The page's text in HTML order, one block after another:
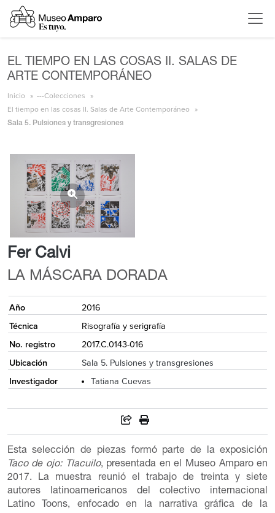
EL TIEMPO EN LAS COSAS II. SALAS DE
ARTE CONTEMPORÁNEO
Inicio
---Colecciones
El tiempo en las cosas II. Salas de Arte Contemporáneo
Sala 5. Pulsiones y transgresiones
Fer Calvi
LA MÁSCARA DORADA
Año
2016
Técnica
Risografía y serigrafía
No. registro
2017.C.0143-016
Ubicación
Sala 5. Pulsiones y transgresiones
Investigador
Tatiana Cuevas
Esta selección de piezas formó parte de la exposición
Taco de ojo: Tlacuilo, presentada en el Museo Amparo en
2017. La muestra reunió el trabajo de treinta y siete
autores latinoamericanos del colectivo internacional
Latino Toons, enfocado en la narrativa gráfica de la